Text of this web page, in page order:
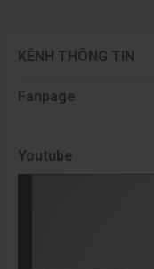
KÊNH THÔNG TIN
Fanpage
Youtube